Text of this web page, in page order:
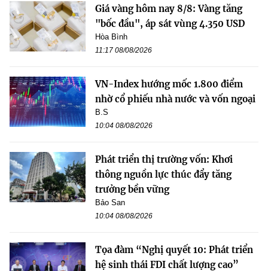
Giá vàng hôm nay 8/8: Vàng tăng
"bốc đầu", áp sát vùng 4.350 USD
Hòa Bình
11:17 08/08/2026
VN-Index hướng mốc 1.800 điểm
nhờ cổ phiếu nhà nước và vốn ngoại
B.S
10:04 08/08/2026
Phát triển thị trường vốn: Khơi
thông nguồn lực thúc đẩy tăng
trưởng bền vững
Bảo San
10:04 08/08/2026
Tọa đàm “Nghị quyết 10: Phát triển
hệ sinh thái FDI chất lượng cao”